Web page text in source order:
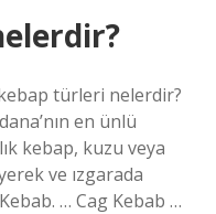
türleri nelerdir?
en ünlü
kebap, kuzu veya
ve ızgarada
… Cag Kebab …